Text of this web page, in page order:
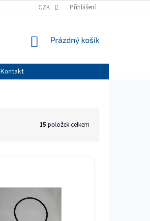
CZK Přihlášení
NÁKUPNÍ
Prázdný košík
Kontakt
15 položek celkem